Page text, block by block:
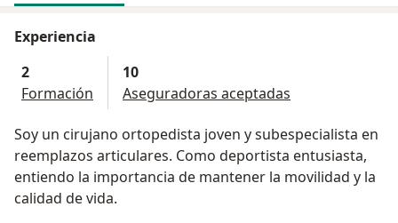
Experiencia
2
Formación
10
Aseguradoras aceptadas
Soy un cirujano ortopedista joven y subespecialista en
reemplazos articulares. Como deportista entusiasta,
entiendo la importancia de mantener la movilidad y la
calidad de vida.